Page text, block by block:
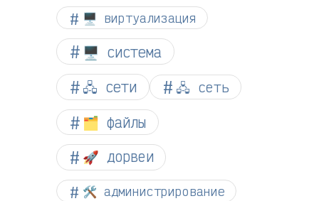
🖥️ виртуализация
🖥️ система
🖧 сети
🖧 сеть
🗂️ файлы
🚀 дорвеи
🛠️ администрирование